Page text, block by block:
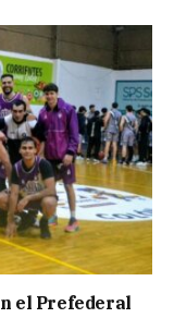
el Prefederal